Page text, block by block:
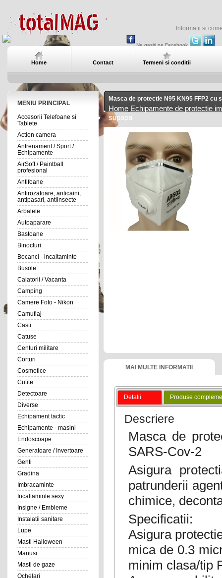
Informatii si
Ne gasiti pe Facebook
Home Contact Termeni si conditii
MENIU PRINCIPAL
Accesorii Telefoane si
Tablete
Action camera
Antrenament / Sport /
Echipamente
AirSoft / Paintball
profesional
Antifoane
Antirozatoare, anticaini,
antipasari, antiinsecte
Arbalete
Autoaparare
Bastoane
Binocluri
Bocanci - incaltaminte
Busole
Calatorii / Vacanta
Camping
Camere Foto - Nikon
Camuflaj
Casti
Catuse
Centuri militare
Corturi
Cosmetice
Cutite
Detectoare
Diverse
Echipament tactic
Echipamente - masini
Endoscoape
Generatoare / Invertoare
Genti
Gradina
Imbracaminte
Incaltaminte sexy
Insigne / Embleme
Instalatii sanitare
Lupe
Masti Halloween
Manusi
Masti de gaze
Ochelari
Masca de protectie N95 KN95 FFP2 cu
Home Echipamente de protectie
supapa
MAI MULTE INFORMATII
Detalii Produse
Descriere
Masca de
SARS-Cov-2
Asigura
patrunderii
chimice,
Specificatii:
Asigura
mica de 0.3
minim clasa/tip